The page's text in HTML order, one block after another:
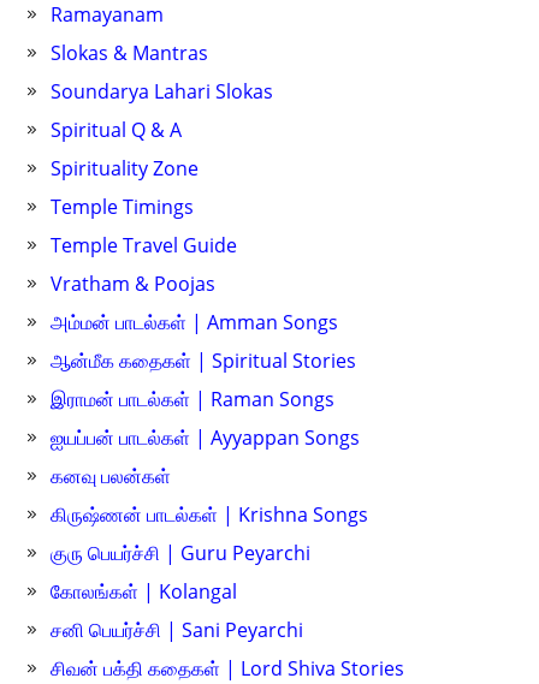
Ramayanam
Slokas & Mantras
Soundarya Lahari Slokas
Spiritual Q & A
Spirituality Zone
Temple Timings
Temple Travel Guide
Vratham & Poojas
அம்மன் பாடல்கள் | Amman Songs
ஆன்மீக கதைகள் | Spiritual Stories
இராமன் பாடல்கள் | Raman Songs
ஐயப்பன் பாடல்கள் | Ayyappan Songs
கனவு பலன்கள்
கிருஷ்ணன் பாடல்கள் | Krishna Songs
குரு பெயர்ச்சி | Guru Peyarchi
கோலங்கள் | Kolangal
சனி பெயர்ச்சி | Sani Peyarchi
சிவன் பக்தி கதைகள் | Lord Shiva Stories